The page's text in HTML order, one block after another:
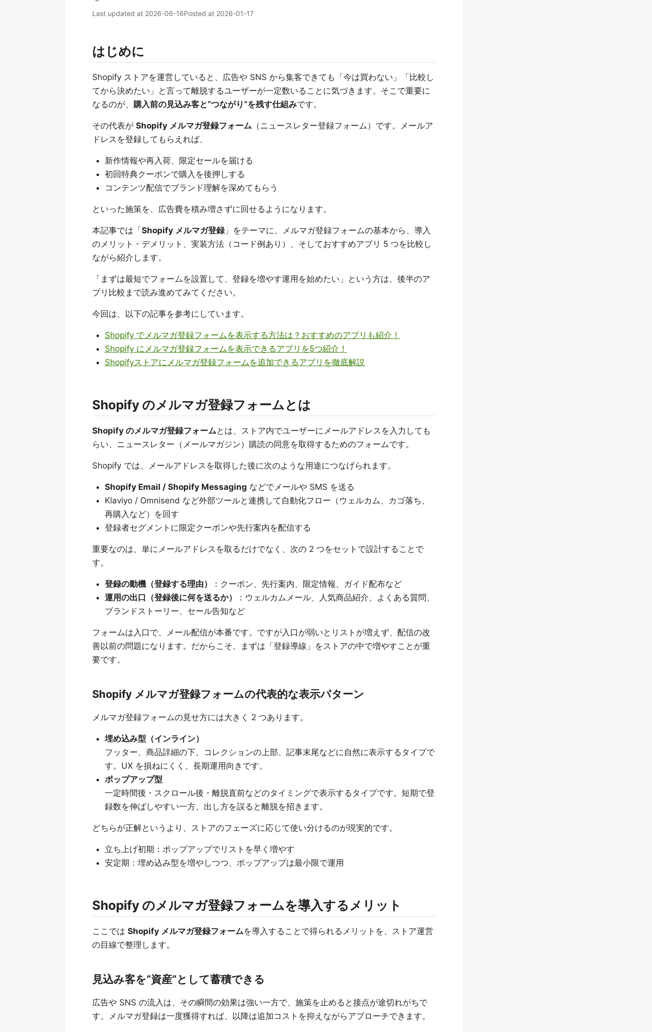
Last updated at 2026-06-16Posted at 2026-01-17
はじめに
Shopify ストアを運営していると、広告や SNS から集客できても「今は買わない」「比較し
てから決めたい」と言って離脱するユーザーが一定数いることに気づきます。そこで重要に
なるのが、 購入前の見込み客と“つながり”を残す仕組みです。
その代表が Shopify メルマガ登録フォーム （ニュースレター登録フォーム）です。メールア
ドレスを登録してもらえれば、
新作情報や再入荷、限定セールを届ける
初回特典クーポンで購入を後押しする
コンテンツ配信でブランド理解を深めてもらう
といった施策を、広告費を積み増さずに回せるようになります。
本記事では「 Shopify メルマガ登録」をテーマに、メルマガ登録フォームの基本から、導入
のメリット・デメリット、実装方法（コード例あり）、そしておすすめアプリ 5 つを比較し
ながら紹介します。
「まずは最短でフォームを設置して、登録を増やす運用を始めたい」という方は、後半のア
プリ比較まで読み進めてみてください。
今回は、以下の記事を参考にしています。
Shopify でメルマガ登録フォームを表示する方法は？おすすめのアプリも紹介！
Shopify にメルマガ登録フォームを表示できるアプリを5つ紹介！
Shopifyストアにメルマガ登録フォームを追加できるアプリを徹底解説
Shopify のメルマガ登録フォームとは
Shopify のメルマガ登録フォームとは、ストア内でユーザーにメールアドレスを入力しても
らい、ニュースレター（メールマガジン）購読の同意を取得するためのフォームです。
Shopify では、メールアドレスを取得した後に次のような用途につなげられます。
Shopify Email / Shopify Messaging などでメールや SMS を送る
Klaviyo / Omnisend など外部ツールと連携して自動化フロー（ウェルカム、カゴ落ち、
再購入など）を回す
登録者セグメントに限定クーポンや先行案内を配信する
重要なのは、単にメールアドレスを取るだけでなく、次の 2 つをセットで設計することで
す。
登録の動機（登録する理由）
：クーポン、先行案内、限定情報、ガイド配布など
運用の出口（登録後に何を送るか）
：ウェルカムメール、人気商品紹介、よくある質問、
ブランドストーリー、セール告知など
フォームは入口で、メール配信が本番です。ですが入口が弱いとリストが増えず、配信の改
善以前の問題になります。だからこそ、まずは「登録導線」をストアの中で増やすことが重
要です。
Shopify メルマガ登録フォームの代表的な表示パターン
メルマガ登録フォームの見せ方には大きく 2 つあります。
埋め込み型（インライン）
フッター、商品詳細の下、コレクションの上部、記事末尾などに自然に表示するタイプで
す。UX を損ねにくく、長期運用向きです。
ポップアップ型
一定時間後・スクロール後・離脱直前などのタイミングで表示するタイプです。短期で登
録数を伸ばしやすい一方、出し方を誤ると離脱を招きます。
どちらが正解というより、ストアのフェーズに応じて使い分けるのが現実的です。
立ち上げ初期：ポップアップでリストを早く増やす
安定期：埋め込み型を増やしつつ、ポップアップは最小限で運用
Shopify のメルマガ登録フォームを導入するメリット
ここでは Shopify メルマガ登録フォームを導入することで得られるメリットを、ストア運営
の目線で整理します。
見込み客を“資産”として蓄積できる
広告や SNS の流入は、その瞬間の効果は強い一方で、施策を止めると接点が途切れがちで
す。メルマガ登録は一度獲得すれば、以降は追加コストを抑えながらアプローチできます。